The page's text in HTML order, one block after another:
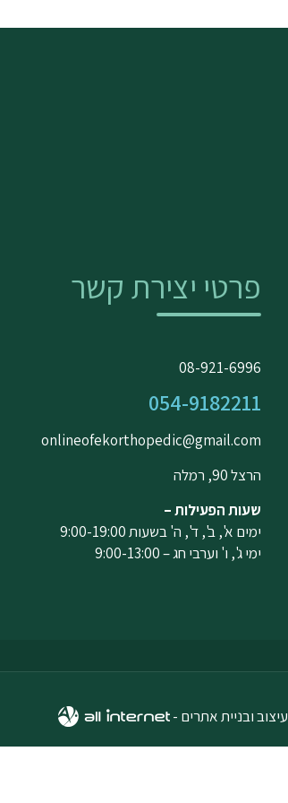
פרטי יצירת קשר
08-921-6996
054-9182211
onlineofekorthopedic@gmail.com
הרצל 90, רמלה
שעות הפעילות –
ימים א', ב', ד', ה' בשעות 9:00-19:00
ימי ג', ו' וערבי חג – 9:00-13:00
עיצוב ובניית אתרים -